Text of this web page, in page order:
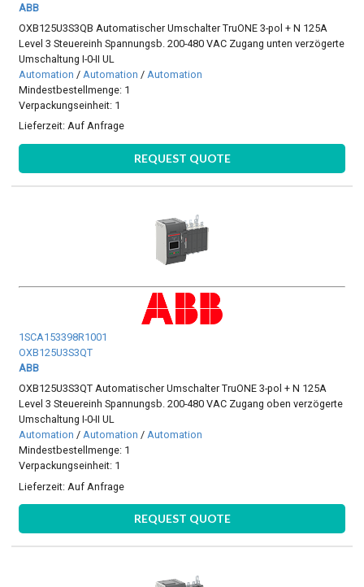
ABB
OXB125U3S3QB Automatischer Umschalter TruONE 3-pol + N 125A
Level 3 Steuereinh Spannungsb. 200-480 VAC Zugang unten verzögerte
Umschaltung I-0-II UL
Automation / Automation / Automation
Mindestbestellmenge: 1
Verpackungseinheit: 1
Lieferzeit:Auf Anfrage
REQUEST QUOTE
1SCA153398R1001
OXB125U3S3QT
ABB
OXB125U3S3QT Automatischer Umschalter TruONE 3-pol + N 125A
Level 3 Steuereinh Spannungsb. 200-480 VAC Zugang oben verzögerte
Umschaltung I-0-II UL
Automation /Automation /Automation
Mindestbestellmenge: 1
Verpackungseinheit: 1
Lieferzeit: Auf Anfrage
REQUEST QUOTE